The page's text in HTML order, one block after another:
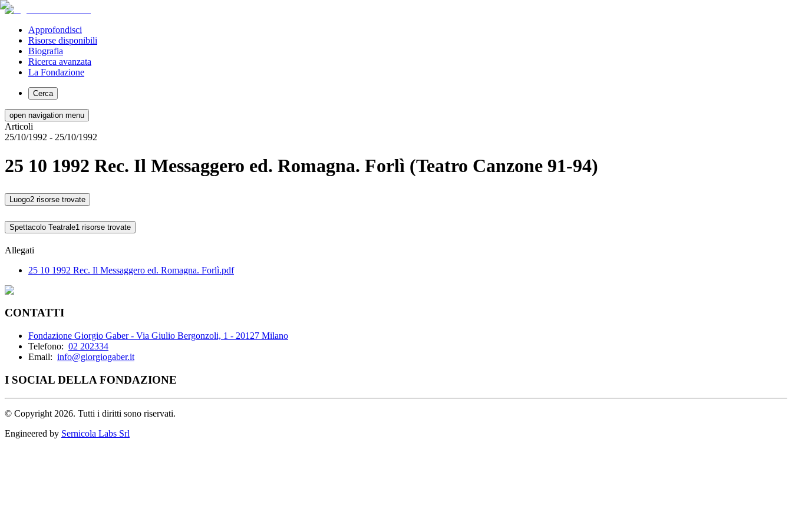
Approfondisci
Risorse disponibili
Biografia
Ricerca avanzata
La Fondazione
Cerca
open navigation menu
Articoli
25/10/1992 - 25/10/1992
25 10 1992 Rec. Il Messaggero ed. Romagna. Forlì (Teatro Canzone 91-94)
Luogo2 risorse trovate
Spettacolo Teatrale1 risorse trovate
Allegati
25 10 1992 Rec. Il Messaggero ed. Romagna. Forlì.pdf
CONTATTI
Fondazione Giorgio Gaber - Via Giulio Bergonzoli, 1 - 20127 Milano
Telefono: 02 202334
Email: info@giorgiogaber.it
I SOCIAL DELLA FONDAZIONE
© Copyright 2026. Tutti i diritti sono riservati.
Engineered by Sernicola Labs Srl